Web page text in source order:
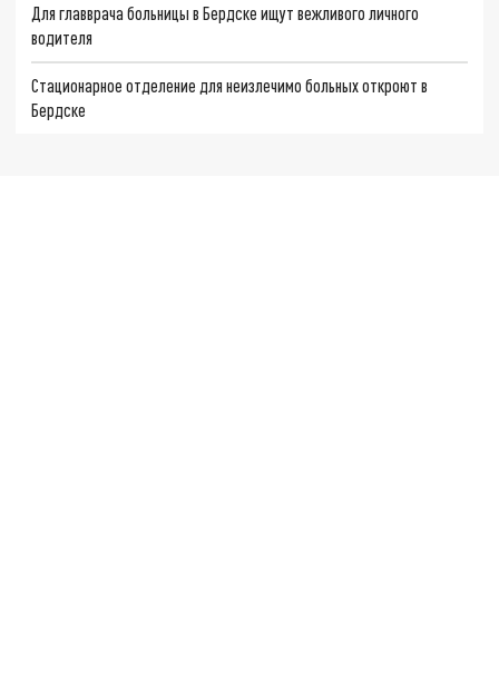
Для главврача больницы в Бердске ищут вежливого личного
водителя
Стационарное отделение для неизлечимо больных откроют в
Бердске